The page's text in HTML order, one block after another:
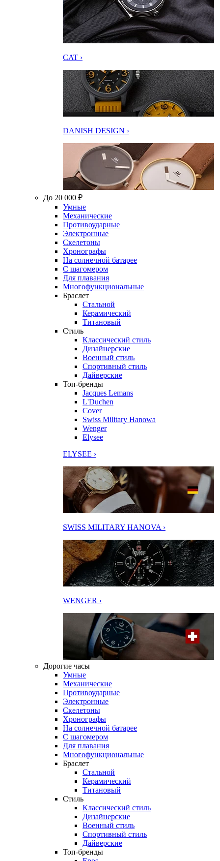
CAT ›
DANISH DESIGN ›
До 20 000 ₽
Умные
Механические
Противоударные
Электронные
Скелетоны
Хронографы
На солнечной батарее
С шагомером
Для плавания
Многофункциональные
Браслет
Стальной
Керамический
Титановый
Стиль
Классический стиль
Дизайнерские
Военный стиль
Спортивный стиль
Дайверские
Топ-бренды
Jacques Lemans
L'Duchen
Cover
Swiss Military Hanowa
Wenger
Elysee
ELYSEE ›
SWISS MILITARY HANOVA ›
WENGER ›
Дорогие часы
Умные
Механические
Противоударные
Электронные
Скелетоны
Хронографы
На солнечной батарее
С шагомером
Для плавания
Многофункциональные
Браслет
Стальной
Керамический
Титановый
Стиль
Классический стиль
Дизайнерские
Военный стиль
Спортивный стиль
Дайверские
Топ-бренды